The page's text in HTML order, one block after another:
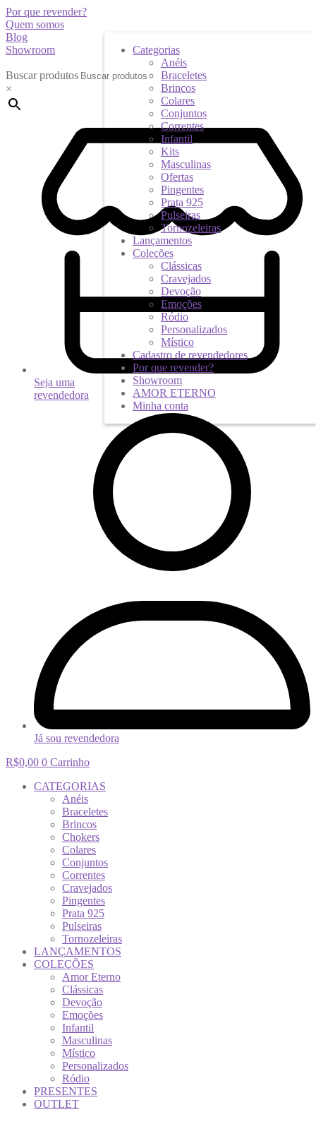
Por que revender?
Quem somos
Blog
Showroom
Buscar produtos
×
Seja uma
revendedora
Já sou revendedora
R$0,00 0 Carrinho
CATEGORIAS
Anéis
Braceletes
Brincos
Chokers
Colares
Conjuntos
Correntes
Cravejados
Pingentes
Prata 925
Pulseiras
Tornozeleiras
LANÇAMENTOS
COLEÇÕES
Amor Eterno
Clássicas
Devoção
Emoções
Infantil
Masculinas
Místico
Personalizados
Ródio
PRESENTES
OUTLET
Categorias
Anéis
Braceletes
Brincos
Colares
Conjuntos
Correntes
Infantil
Kits
Masculinas
Ofertas
Pingentes
Prata 925
Pulseiras
Tornozeleiras
Lançamentos
Coleções
Clássicas
Cravejados
Devoção
Emoções
Ródio
Personalizados
Místico
Cadastro de revendedores
Por que revender?
Showroom
AMOR ETERNO
Minha conta